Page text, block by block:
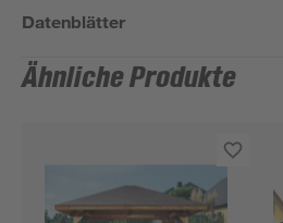
Datenblätter
Ähnliche Produkte